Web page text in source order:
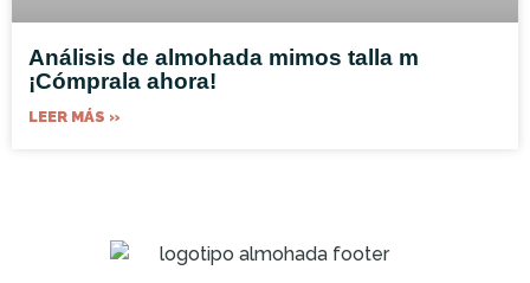
Análisis de almohada mimos talla m
¡Cómprala ahora!
LEER MÁS »